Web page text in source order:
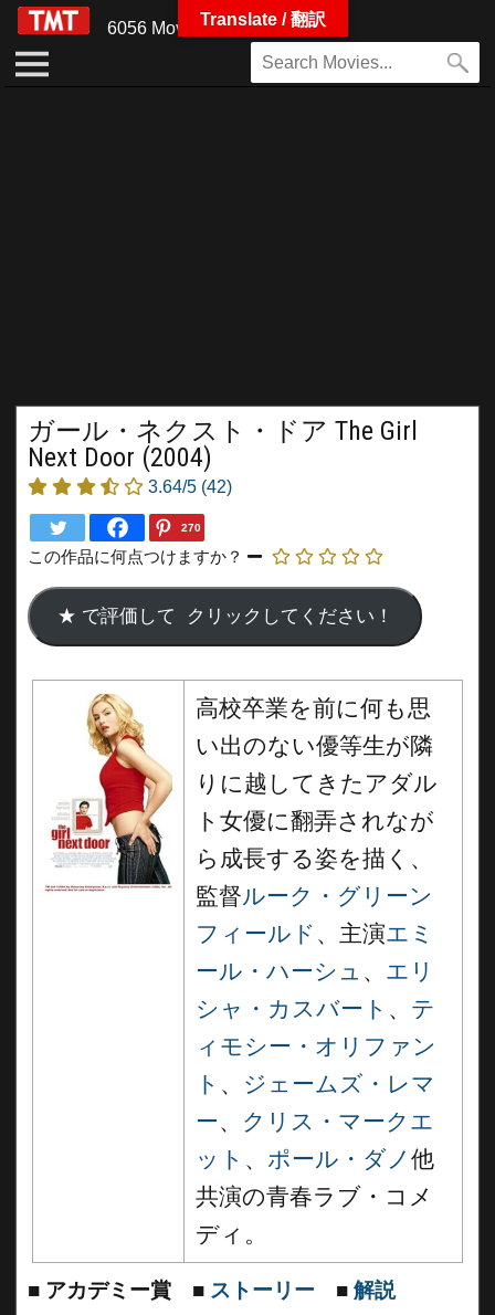
6056 Movies
ガール・ネクスト・ドア The Girl
Next Door (2004)
3.64/5 (42)
270
この作品に何点つけますか？
高校卒業を前に何も思
い出のない優等生が隣
りに越してきたアダル
ト女優に翻弄されなが
ら成長する姿を描く、
監督ルーク・グリーン
フィールド 、主演エミ
ール・ハーシュ 、 エリ
シャ・カスバート 、 テ
ィモシー・オリファン
ト 、 ジェームズ・レマ
ー、 クリス・マークエ
ット 、 ポール・ダノ 他
共演の青春ラブ・コメ
ディ。
■ アカデミー賞 ■ ストーリー ■ 解説
Translate / 翻訳